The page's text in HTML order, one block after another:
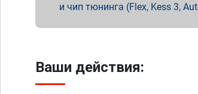
и чип тюнинга (Flex, Kess 3,
Ваши действия: